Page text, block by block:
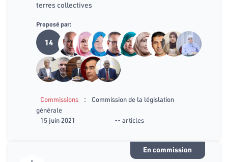
terres collectives
Proposé par:
14
Commissions :
Commission de la législation
générale
15 juin 2021
-- articles
En commission